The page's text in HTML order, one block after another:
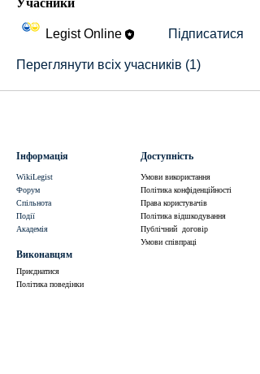
Учасники
Legist Online Підписатися
Переглянути всіх учасників (1)
Інформація
WikiLegist
Форум
Спільнота
Події
Академія
Доступність
Умови використання
Політика конфіденційності
Права користувачів
Політика відшкодування
Публічний договір
Умови співпраці
Виконавцям
Приєднатися
Політика поведінки